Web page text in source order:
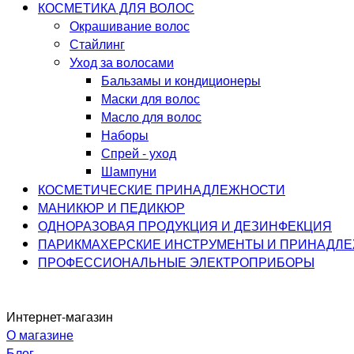
КОСМЕТИКА ДЛЯ ВОЛОС
Окрашивание волос
Стайлинг
Уход за волосами
Бальзамы и кондиционеры
Маски для волос
Масло для волос
Наборы
Спрей - уход
Шампуни
КОСМЕТИЧЕСКИЕ ПРИНАДЛЕЖНОСТИ
МАНИКЮР И ПЕДИКЮР
ОДНОРАЗОВАЯ ПРОДУКЦИЯ И ДЕЗИНФЕКЦИЯ
ПАРИКМАХЕРСКИЕ ИНСТРУМЕНТЫ И
ПРОФЕССИОНАЛЬНЫЕ ЭЛЕКТРОПРИБОРЫ
Интернет-магазин
О магазине